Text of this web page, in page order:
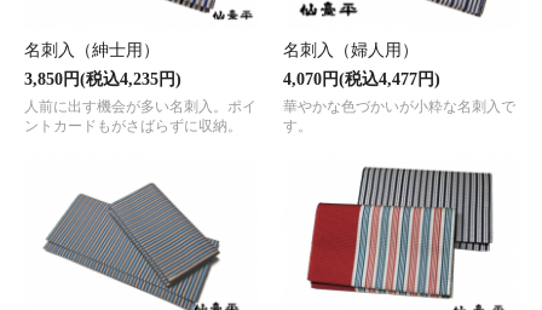
名刺入（紳士用）
3,850円(税込4,235円)
人前に出す機会が多い名刺入。ポイ
ントカードもがさばらずに収納。
名刺入（婦人用）
4,070円(税込4,477円)
華やかな色づかいが小粋な名刺入で
す。